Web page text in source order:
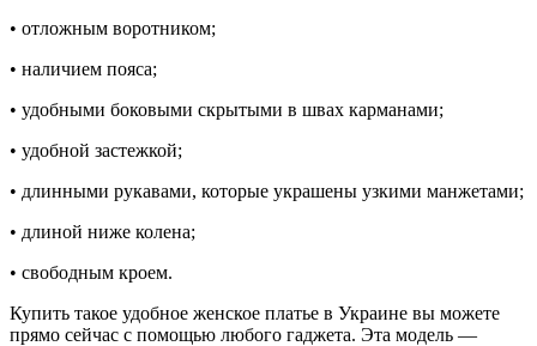
• отложным воротником;
• наличием пояса;
• удобными боковыми скрытыми в швах карманами;
• удобной застежкой;
• длинными рукавами, которые украшены узкими манжетами;
• длиной ниже колена;
• свободным кроем.
Купить такое удобное женское платье в Украине вы можете
прямо сейчас с помощью любого гаджета. Эта модель —